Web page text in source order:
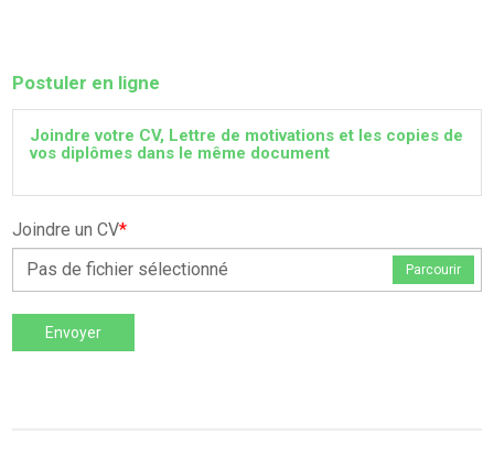
Postuler en ligne
Joindre votre CV, Lettre de motivations et les copies de
vos diplômes dans le même document
Joindre un CV*
Pas de fichier sélectionné
Parcourir
Envoyer